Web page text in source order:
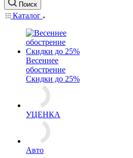
Поиск
Каталог
Весеннее
обострение
Скидки до 25%
УЦЕНКА
Авто